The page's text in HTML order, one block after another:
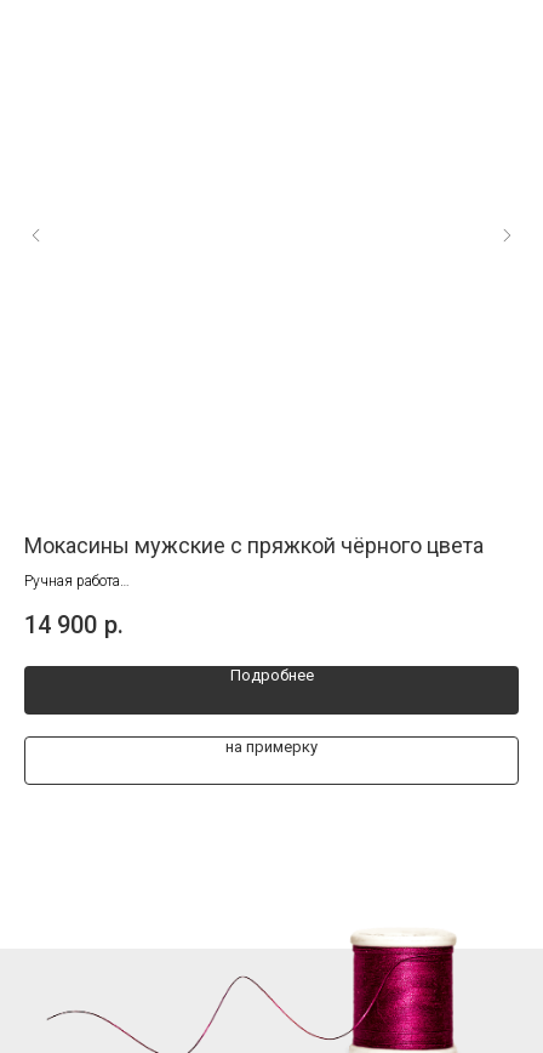
Мокасины мужские с пряжкой чёрного цвета
Ручная работа
14 900 р.
Подробнее
на примерку